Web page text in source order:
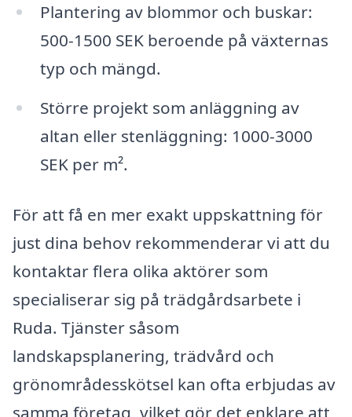
Plantering av blommor och buskar:
500-1500 SEK beroende på växternas
typ och mängd.
Större projekt som anläggning av
altan eller stenläggning: 1000-3000
SEK per m².
För att få en mer exakt uppskattning för
just dina behov rekommenderar vi att du
kontaktar flera olika aktörer som
specialiserar sig på trädgårdsarbete i
Ruda. Tjänster såsom
landskapsplanering, trädvård och
grönområdesskötsel kan ofta erbjudas av
samma företag, vilket gör det enklare att